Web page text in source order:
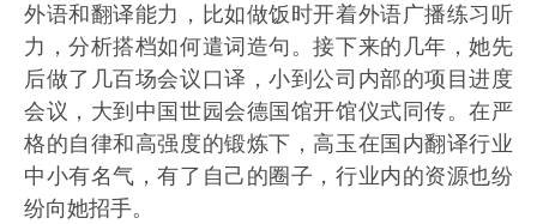
外语和翻译能力，比如做饭时开着外语广播练习听
力，分析搭档如何遣词造句。接下来的几年，她先
后做了几百场会议口译，小到公司内部的项目进度
会议，大到中国世园会德国馆开馆仪式同传。在严
格的自律和高强度的锻炼下，高玉在国内翻译行业
中小有名气，有了自己的圈子，行业内的资源也纷
纷向她招手。